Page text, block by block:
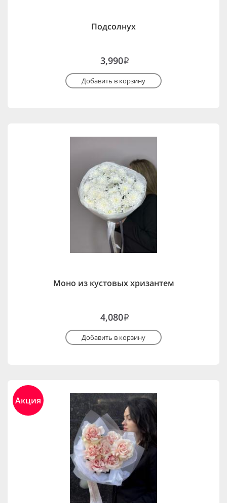
Подсолнух
3,990i
Добавить в корзину
Моно из кустовых хризантем
4,080i
Добавить в корзину
Акция